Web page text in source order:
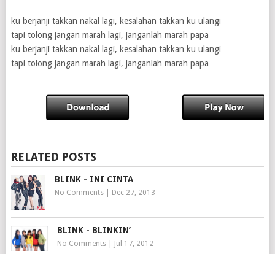
ku berjanji takkan nakal lagi, kesalahan takkan ku ulangi
tapi tolong jangan marah lagi, janganlah marah papa
ku berjanji takkan nakal lagi, kesalahan takkan ku ulangi
tapi tolong jangan marah lagi, janganlah marah papa
RELATED POSTS
BLINK - INI CINTA
No Comments| Dec 27, 2013
BLINK - BLINKIN’
No Comments| Jul 17, 2012